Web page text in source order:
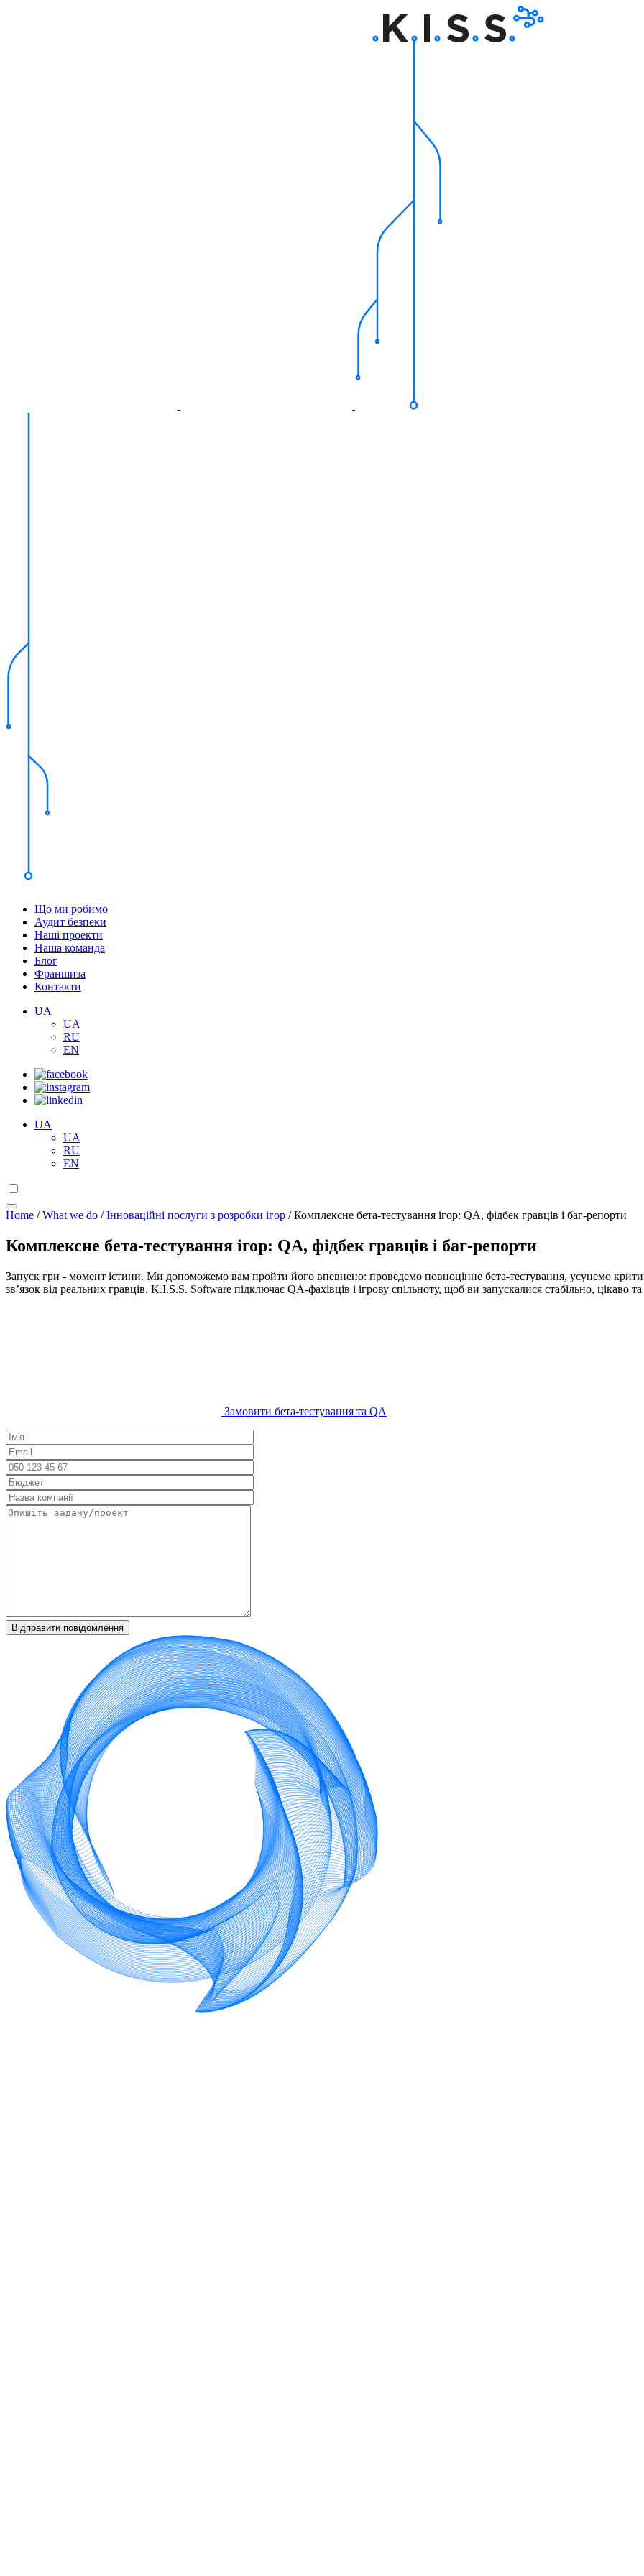
Що ми робимо
Аудит безпеки
Наші проекти
Наша команда
Блог
Франшиза
Контакти
UA
UA
RU
EN
UA
UA
RU
EN
Home /What we do /Інноваційні послуги з розробки ігор /Комплексне бета-тестування ігор: QA, фідбек гравців і баг-репорти
Комплексне бета-тестування ігор: QA, фідбек гравців і баг-репорти
Запуск гри - момент істини. Ми допоможемо вам пройти його впевнено: проведемо повноцінне бета-тестування, усунемо
звʼязок від реальних гравців. K.I.S.S. Software підключає QA-фахівців і ігрову спільноту, щоб ви запускалися стабільно, цікаво
Замовити бета-тестування та QA